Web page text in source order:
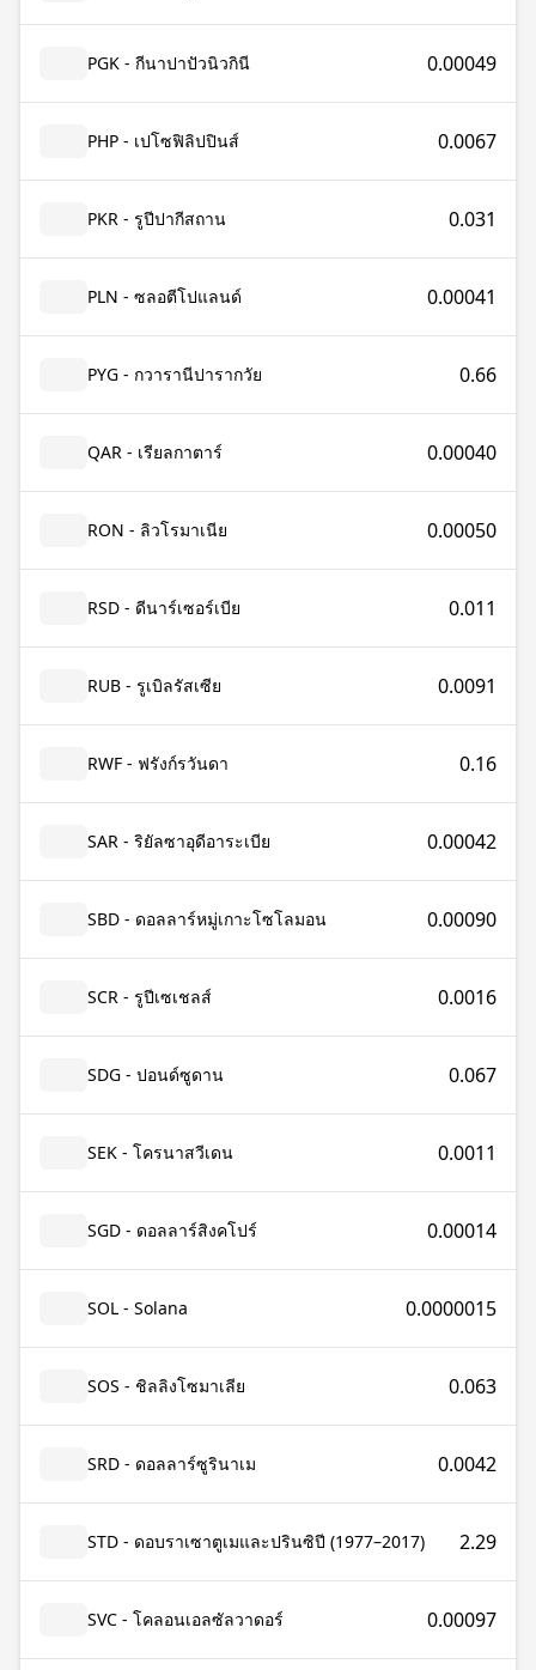
PGK - กีนาปาปัวนิวกินี 0.00049
PHP - เปโซฟิลิปปินส์ 0.0067
PKR - รูปีปากีสถาน 0.031
PLN - ซลอตีโปแลนด์ 0.00041
PYG - กวารานีปารากวัย 0.66
QAR - เรียลกาตาร์ 0.00040
RON - ลิวโรมาเนีย 0.00050
RSD - ดีนาร์เซอร์เบีย 0.011
RUB - รูเบิลรัสเซีย 0.0091
RWF - ฟรังก์รวันดา 0.16
SAR - ริยัลซาอุดีอาระเบีย 0.00042
SBD - ดอลลาร์หมู่เกาะโซโลมอน 0.00090
SCR - รูปีเซเชลส์ 0.0016
SDG - ปอนด์ซูดาน 0.067
SEK - โครนาสวีเดน 0.0011
SGD - ดอลลาร์สิงคโปร์ 0.00014
SOL - Solana 0.0000015
SOS - ชิลลิงโซมาเลีย 0.063
SRD - ดอลลาร์ซูรินาเม 0.0042
STD - ดอบราเซาตูเมและปรินซิปี (1977–2017) 2.29
SVC - โคลอนเอลซัลวาดอร์ 0.00097